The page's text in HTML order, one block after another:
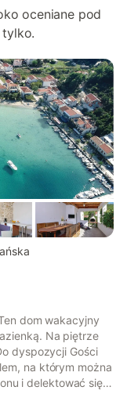
oceniane pod
dom wakacyjny
Na piętrze
dyspozycji Gości
na którym można
i delektować się